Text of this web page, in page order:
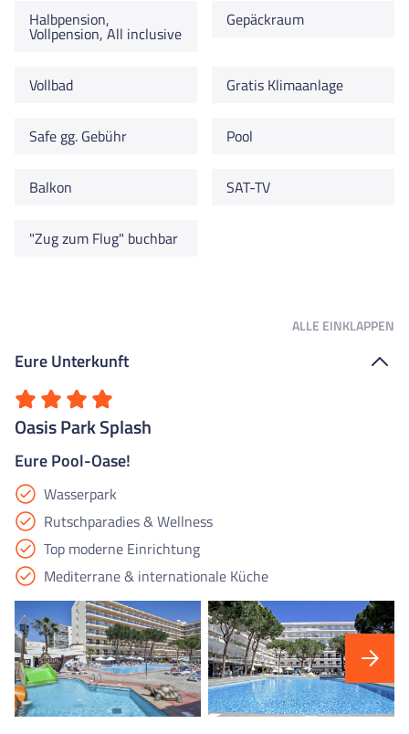
Halbpension,
Vollpension, All inclusive
Gepäckraum
Vollbad Gratis Klimaanlage
Safe gg. Gebühr Pool
Balkon SAT-TV
"Zug zum Flug" buchbar
ALLE EINKLAPPEN
Eure Unterkunft
Oasis Park Splash
Eure Pool-Oase!
Wasserpark
Rutschparadies & Wellness
Top moderne Einrichtung
Mediterrane & internationale Küche